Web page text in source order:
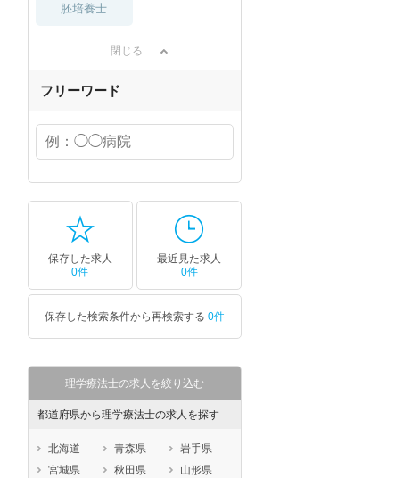
胚培養士
閉じる
フリーワード
保存した求人
0件
最近見た求人
0件
保存した検索条件から再検索する 0件
理学療法士の求人を絞り込む
都道府県から理学療法士の求人を探す
北海道 青森県
岩手県
宮城県
秋田県
山形県